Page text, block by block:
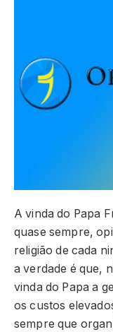
A vinda do Papa
quase sempre,
religião de cada
a verdade é que,
vinda do Papa a
os custos
sempre que